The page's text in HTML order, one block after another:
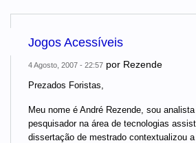
Jogos Acessíveis
4 Agosto, 2007 - 22:57 por Rezende
Prezados Foristas,
Meu nome é André Rezende, sou
pesquisador na área de tecnologias
dissertação de mestrado contextualizou